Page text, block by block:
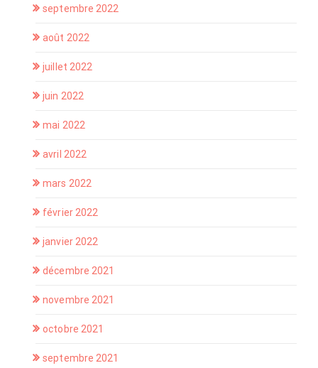
septembre 2022
août 2022
juillet 2022
juin 2022
mai 2022
avril 2022
mars 2022
février 2022
janvier 2022
décembre 2021
novembre 2021
octobre 2021
septembre 2021